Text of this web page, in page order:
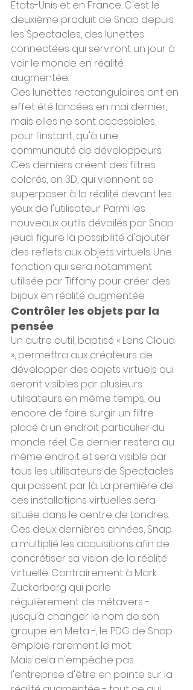
Etats-Unis et en France. C'est le
deuxième produit de Snap depuis
les Spectacles, des lunettes
connectées qui serviront un jour à
voir le monde en réalité
augmentée.
Ces lunettes rectangulaires ont en
effet été lancées en mai dernier,
mais elles ne sont accessibles,
pour l'instant, qu'à une
communauté de développeurs.
Ces derniers créent des filtres
colorés, en 3D, qui viennent se
superposer à la réalité devant les
yeux de l'utilisateur. Parmi les
nouveaux outils dévoilés par Snap
jeudi figure la possibilité d'ajouter
des reflets aux objets virtuels. Une
fonction qui sera notamment
utilisée par Tiffany pour créer des
bijoux en réalité augmentée.
Contrôler les objets par la
pensée
Un autre outil, baptisé « Lens Cloud
», permettra aux créateurs de
développer des objets virtuels qui
seront visibles par plusieurs
utilisateurs en même temps, ou
encore de faire surgir un filtre
placé à un endroit particulier du
monde réel. Ce dernier restera au
même endroit et sera visible par
tous les utilisateurs de Spectacles
qui passent par là. La première de
ces installations virtuelles sera
située dans le centre de Londres.
Ces deux dernières années, Snap
a multiplié les acquisitions afin de
concrétiser sa vision de la réalité
virtuelle. Contrairement à Mark
Zuckerberg qui parle
régulièrement de métavers -
jusqu'à changer le nom de son
groupe en Meta -, le PDG de Snap
emploie rarement le mot.
Mais cela n'empêche pas
l'entreprise d'être en pointe sur la